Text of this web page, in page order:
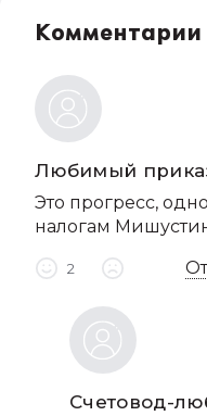
Комментарии
Любимый
Это прогресс,
налогам
2
Счетовод-